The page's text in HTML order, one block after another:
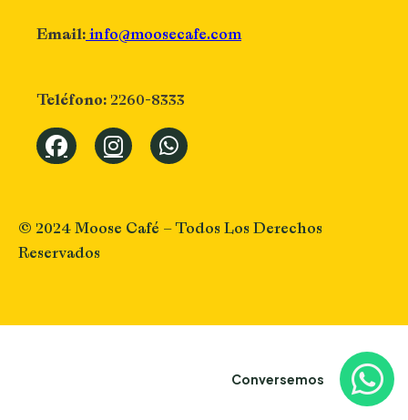
Email: info@moosecafe.com
Teléfono: 2260-8333
© 2024 Moose Café – Todos Los Derechos
Reservados
Conversemos